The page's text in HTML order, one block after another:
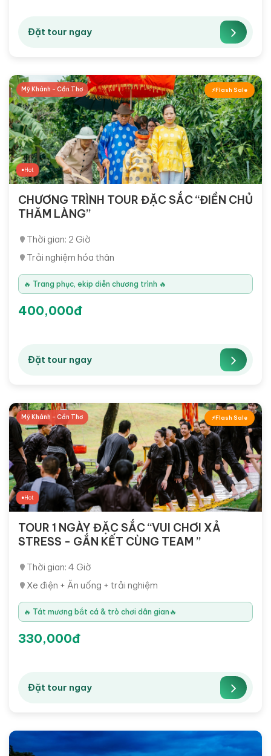
Đặt tour ngay
Flash Sale
Mỹ Khánh - Cần Thơ
Hot
CHƯƠNG TRÌNH TOUR ĐẶC SẮC “ĐIỀN CHỦ
THĂM LÀNG”
Thời gian: 2 Giờ
Trải nghiệm hóa thân
🔥 Trang phục, ekip diễn chương trình 🔥
400,000đ
Đặt tour ngay
Flash Sale
Mỹ Khánh - Cần Thơ
Hot
TOUR 1 NGÀY ĐẶC SẮC “VUI CHƠI XẢ
STRESS - GẮN KẾT CÙNG TEAM ”
Thời gian: 4 Giờ
Xe điện + Ăn uống + trải nghiệm
🔥 Tát mương bắt cá & trò chơi dân gian🔥
330,000đ
Đặt tour ngay